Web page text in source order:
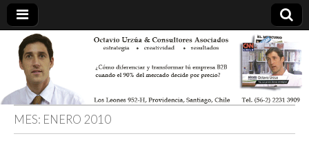
MES: ENERO 2010